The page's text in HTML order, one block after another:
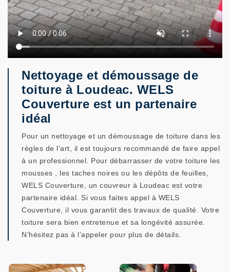
Nettoyage et démoussage de
toiture à Loudeac. WELS
Couverture est un partenaire
idéal
Pour un nettoyage et un démoussage de toiture dans les
règles de l’art, il est toujours recommandé de faire appel
à un professionnel. Pour débarrasser de votre toiture les
mousses , les taches noires ou les dépôts de feuilles,
WELS Couverture, un couvreur à Loudeac est votre
partenaire idéal. Si vous faites appel à WELS
Couverture, il vous garantit des travaux de qualité. Votre
toiture sera bien entretenue et sa longévité assurée.
N’hésitez pas à l’appeler pour plus de détails.